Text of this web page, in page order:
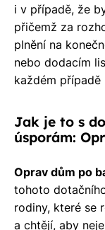
i v případě, že
přičemž za
plnění na
nebo dodacím
každém
Jak je to s
úsporám:
Oprav dům po
tohoto
rodiny, které se
a chtějí, aby